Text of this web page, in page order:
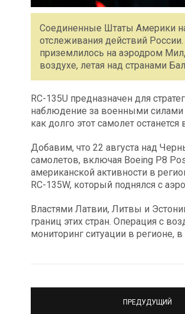
Соединенные Штаты Америки
отслеживания действий
приземлилось на аэродром
воздухе, летая над странами
RC-135U предназначен для
наблюдение за военными силами
как долго этот самолет останется
Добавим, что 22 августа над
самолетов, включая Boeing P8
американской активности в
RC-135W, который поднялся с
Властями Латвии, Литвы и
границ этих стран. Операция с
мониторинг ситуации в регионе,
ПРЕДУДУЩИЙ